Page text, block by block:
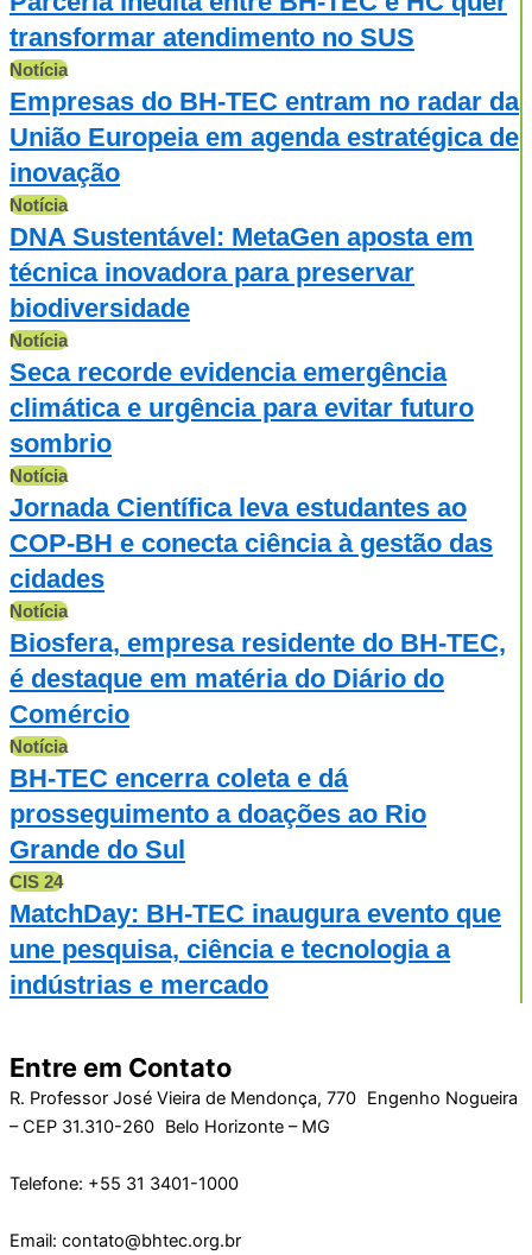
transformar atendimento no SUS
Notícia
Empresas do BH-TEC entram no radar da
União Europeia em agenda estratégica de
inovação
Notícia
DNA Sustentável: MetaGen aposta em
técnica inovadora para preservar
biodiversidade
Notícia
Seca recorde evidencia emergência
climática e urgência para evitar futuro
sombrio
Notícia
Jornada Científica leva estudantes ao
COP-BH e conecta ciência à gestão das
cidades
Notícia
Biosfera, empresa residente do BH-TEC,
é destaque em matéria do Diário do
Comércio
Notícia
BH-TEC encerra coleta e dá
prosseguimento a doações ao Rio
Grande do Sul
CIS 24
MatchDay: BH-TEC inaugura evento que
une pesquisa, ciência e tecnologia a
indústrias e mercado
Entre em Contato
R. Professor José Vieira de Mendonça, 770 Engenho Nogueira
– CEP 31.310-260 Belo Horizonte – MG
Telefone: +55 31 3401-1000
Email: contato@bhtec.org.br